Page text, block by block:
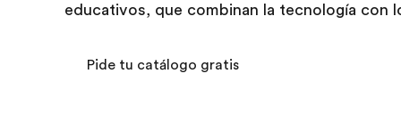
educativos, que combinan la tecnología con
Pide tu catálogo gratis